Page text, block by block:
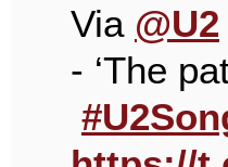
Via @U2
- ‘The